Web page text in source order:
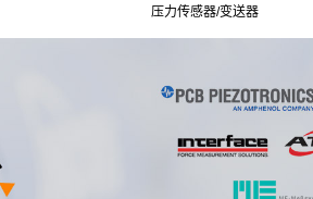
压力传感器/变送器